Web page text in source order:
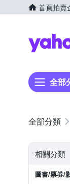
首頁拍賣
全部
相關分類
圖書/票券/